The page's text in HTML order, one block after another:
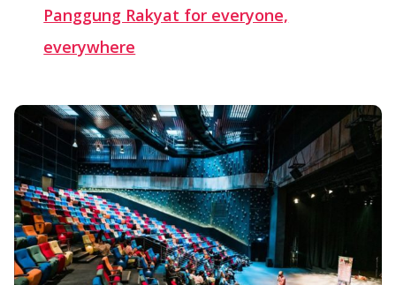
Panggung Rakyat for everyone,
everywhere